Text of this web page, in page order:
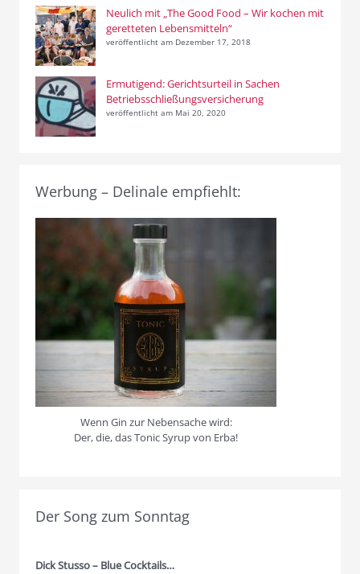
Neulich mit „The Good Food – Wir kochen mit
geretteten Lebensmitteln“
veröffentlicht am Dezember 17, 2018
Ermutigend: Gerichtsurteil in Sachen
Betriebsschließungsversicherung
veröffentlicht am Mai 20, 2020
Werbung – Delinale empfiehlt:
Wenn Gin zur Nebensache wird:
Der, die, das Tonic Syrup von Erba!
Der Song zum Sonntag
Dick Stusso – Blue Cocktails…